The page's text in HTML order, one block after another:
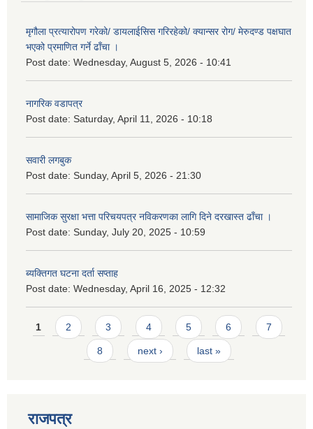
मृगौला प्रत्यारोपण गरेको/ डायलाईसिस गरिरहेको/ क्यान्सर रोग/ मेरुदण्ड पक्षघात
भएको प्रमाणित गर्ने ढाँचा ।
Post date: Wednesday, August 5, 2026 - 10:41
नागरिक वडापत्र
Post date: Saturday, April 11, 2026 - 10:18
सवारी लगबुक
Post date: Sunday, April 5, 2026 - 21:30
सामाजिक सुरक्षा भत्ता परिचयपत्र नविकरणका लागि दिने दरखास्त ढाँचा ।
Post date: Sunday, July 20, 2025 - 10:59
ब्यक्तिगत घटना दर्ता सप्ताह
Post date: Wednesday, April 16, 2025 - 12:32
Pages
1 2 3 4 5 6 7
8 next › last »
राजपत्र